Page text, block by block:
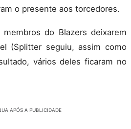
o presente aos torcedores.
do Blazers deixarem
(Splitter seguiu, assim como
vários deles ficaram no
APÓS A PUBLICIDADE